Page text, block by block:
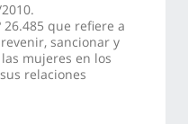
26.485 que refiere a
sancionar y
mujeres en los
relaciones